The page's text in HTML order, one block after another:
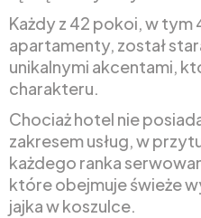
Każdy z 42 pokoi, w
apartamenty, został
unikalnymi akcentami,
charakteru.
Chociaż hotel nie
zakresem usług, w
każdego ranka
które obejmuje świeże
jajka w koszulce.